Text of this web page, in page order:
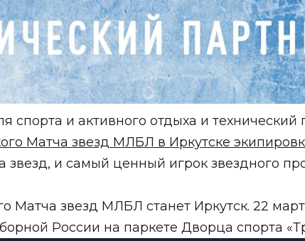
и активного отдыха и
Матча звезд МЛБЛ в Иркутске
и самый ценный игрок звездного
Матча звезд МЛБЛ станет Иркутск. 22
России на паркете Дворца спорта